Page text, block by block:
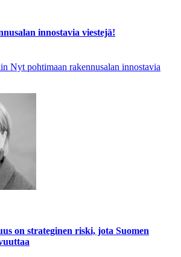
innostavia viestejä!
Nyt pohtimaan rakennusalan innostavia
on strateginen riski, jota Suomen